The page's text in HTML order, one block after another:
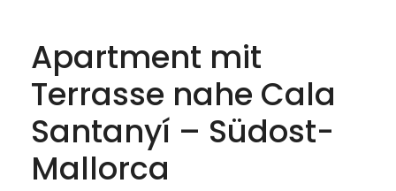
Apartment mit
Terrasse nahe Cala
Santanyí – Südost-
Mallorca